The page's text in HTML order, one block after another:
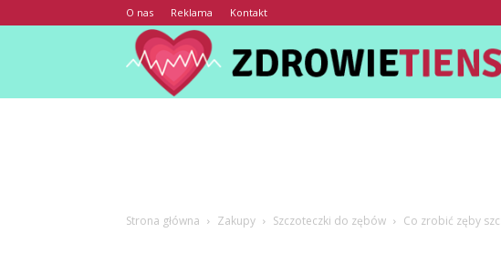
O nas Reklama Kontakt
Strona główna Zakupy Szczoteczki do zębów Co zrobić zęby